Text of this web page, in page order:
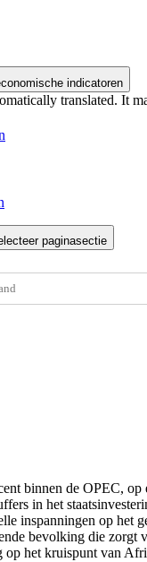
indicatoren
translated. It
paginasectie
binnen de OPEC, op
in het
inspanningen op het
bevolking die zorgt
op het kruispunt van